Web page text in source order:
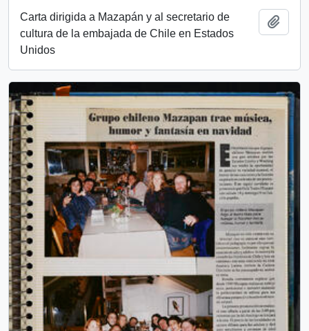
Carta dirigida a Mazapán y al secretario de
cultura de la embajada de Chile en Estados
Unidos